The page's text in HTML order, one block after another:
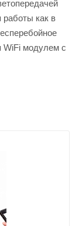
как в
WiFi модулем с